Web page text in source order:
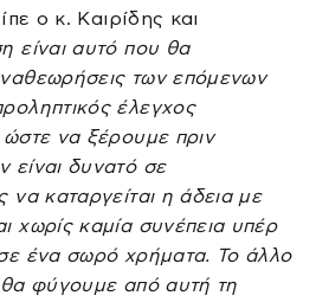
ο κ. Καιρίδης και
είναι αυτό που θα
των επόμενων
έλεγχος
ώστε να ξέρουμε πριν
είναι δυνατό σε
να καταργείται η άδεια με
χωρίς καμία συνέπεια υπέρ
ένα σωρό χρήματα. Το άλλο
φύγουμε από αυτή τη